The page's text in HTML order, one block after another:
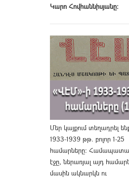
Կարո Հովհաննիսյանը։
Մեր կայքում տեղադրել
1933-1939 թթ. բոլոր 1-25
համարները։
էջը, ներառյալ այդ
մասին ակնարկն ու